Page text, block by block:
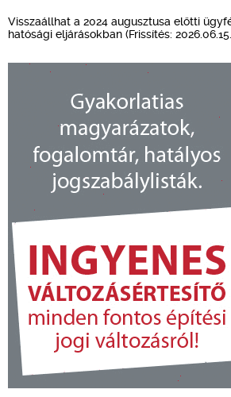
Visszaállhat a 2024 augusztusa előtti
hatósági eljárásokban (Frissítés: